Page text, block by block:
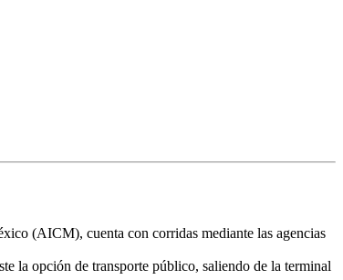
(AICM), cuenta con corridas mediante las agencias
la opción de transporte público, saliendo de la terminal